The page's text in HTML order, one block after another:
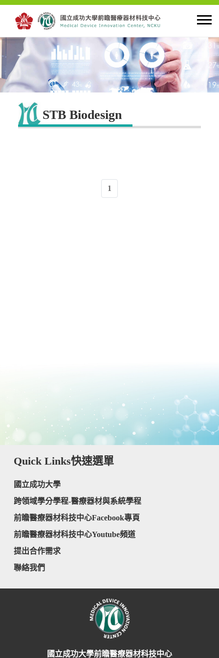
首頁
關於中心
最新公告
人才培育
STB Biodesign
1
Quick Links快速選單
國立成功大學
跨領域學分學程-醫療器材與系統學程
前瞻醫療器材科技中心Facebook專頁
前瞻醫療器材科技中心Youtube頻道
提出合作需求
聯絡我們
國立成功大學前瞻醫療器材科技中心